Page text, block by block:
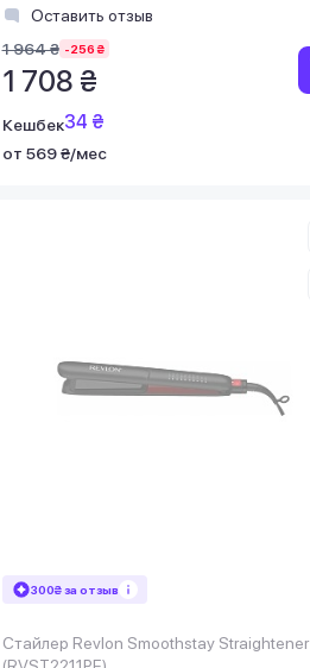
Оставить отзыв
1 964 ₴ -256 ₴
1 708 ₴
Кешбек34 ₴
от 569 ₴/мес
300₴ за отзыв
Стайлер Revlon Smoothstay Straightener